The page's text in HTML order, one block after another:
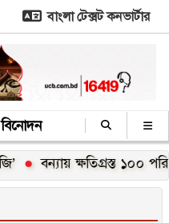
বাংলা টেক্সট কনভার্টার
বিনোদন
বন্যায় ক্ষতিগ্রস্ত ১০০